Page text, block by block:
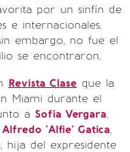
por un sinfín de
e internacionales,
embargo, no fue el
se encontraron.
Revista Clase que la
Miami durante el
a Sofía Vergara,
Alfredo 'Alfie' Gatica,
hija del expresidente